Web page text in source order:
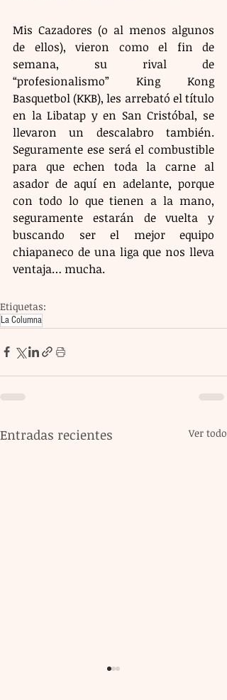
Mis Cazadores (o al menos algunos
de ellos), vieron como el fin de
semana, su rival de
“profesionalismo” King Kong
Basquetbol (KKB), les arrebató el título
en la Libatap y en San Cristóbal, se
llevaron un descalabro también.
Seguramente ese será el combustible
para que echen toda la carne al
asador de aquí en adelante, porque
con todo lo que tienen a la mano,
seguramente estarán de vuelta y
buscando ser el mejor equipo
chiapaneco de una liga que nos lleva
ventaja… mucha.
Etiquetas:
La Columna
Entradas recientes Ver todo